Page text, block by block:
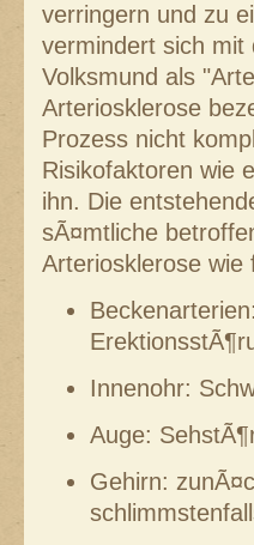
verringern und zu
vermindert sich mit
Volksmund als
Arteriosklerose
Prozess nicht
Risikofaktoren wie
ihn. Die
sÃ¤mtliche
Arteriosklerose wie
Innenohr:
Auge:
Gehirn: